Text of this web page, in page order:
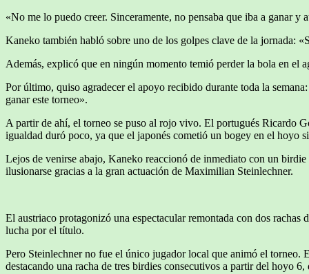
«No me lo puedo creer. Sinceramente, no pensaba que iba a ganar
Kaneko también habló sobre uno de los golpes clave de la jornada:
Además, explicó que en ningún momento temió perder la bola en el
Por último, quiso agradecer el apoyo recibido durante toda la
ganar este torneo».
A partir de ahí, el torneo se puso al rojo vivo. El portugués Ricardo
igualdad duró poco, ya que el japonés cometió un bogey en el hoyo
Lejos de venirse abajo, Kaneko reaccionó de inmediato con un
ilusionarse gracias a la gran actuación de Maximilian Steinlechner.
El austriaco protagonizó una espectacular remontada con dos
lucha por el título.
Pero Steinlechner no fue el único jugador local que animó el torneo.
destacando una racha de tres birdies consecutivos a partir del hoyo